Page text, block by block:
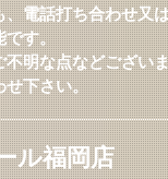
電話打ち合わせ又
です。
明な点などござい
せ下さい。
ル福岡店